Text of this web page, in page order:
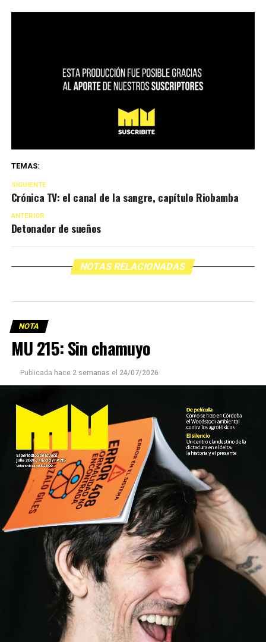
TEMAS:
SIGUIENTE
Crónica TV: el canal de la sangre, capítulo Riobamba
ANTERIOR
Detonador de sueños
NOTAS RELACIONADAS
NOTA
MU 215: Sin chamuyo
Publicada hace 2 semanas el 24/07/2026